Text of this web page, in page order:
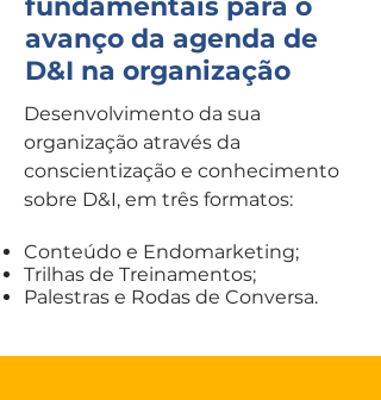
fundamentais para o
avanço da agenda de
D&I na organização
Desenvolvimento da sua
organização através da
conscientização e conhecimento
sobre D&I, em três formatos:
Conteúdo e Endomarketing;
Trilhas de Treinamentos;
Palestras e Rodas de Conversa.